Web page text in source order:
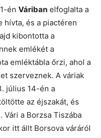
én Váriban elfoglalta a
hívta, és a piactéren
kibontotta a
emlékét a
emléktábla őrzi, ahol a
szerveznek. A váriak
július 14-én a
az éjszakát, és
Vári a Borzsa Tiszába
itt állt Borsova váráról